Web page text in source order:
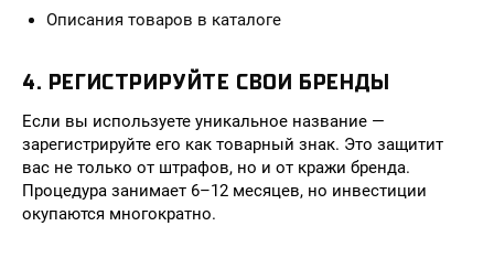
Описания товаров в каталоге
4. РЕГИСТРИРУЙТЕ СВОИ БРЕНДЫ
Если вы используете уникальное название —
зарегистрируйте его как товарный знак. Это защитит
вас не только от штрафов, но и от кражи бренда.
Процедура занимает 6–12 месяцев, но инвестиции
окупаются многократно.